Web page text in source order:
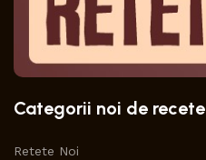
Categorii noi de recete
Retete Noi